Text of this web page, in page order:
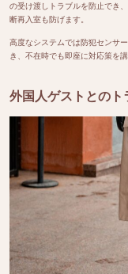
の受け渡しトラブルを防止でき
断再入室も防げます。
高度なシステムでは防犯センサ
き、不在時でも即座に対応策を講
外国人ゲストとのト